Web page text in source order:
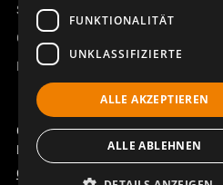
SYMBOLBOGEN AQ80 SHIFT
949827-003
Sicherheit und Richtlinien
Geschäftsbedingungen
REACH
Copyright ©2026 Åkerströms. All
Björbovägen 143, 786 97 Björbo.
Code of Conduct
FUNKTIONALITÄT
UNKLASSIFIZIERTE
ALLE AKZEPTIEREN
ALLE ABLEHNEN